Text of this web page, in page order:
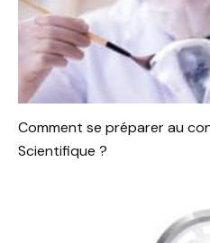
Comment se préparer au
Scientifique ?